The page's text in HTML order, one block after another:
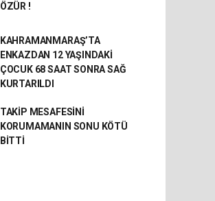
ÖZÜR !
KAHRAMANMARAŞ’TA
ENKAZDAN 12 YAŞINDAKİ
ÇOCUK 68 SAAT SONRA SAĞ
KURTARILDI
TAKİP MESAFESİNİ
KORUMAMANIN SONU KÖTÜ
BİTTİ